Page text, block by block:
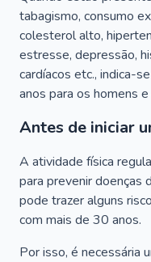
tabagismo, consumo
colesterol alto,
estresse, depressão,
cardíacos etc., indica-
anos para os homens
Antes de iniciar
A atividade física
para prevenir doenças
pode trazer alguns
com mais de 30 anos.
Por isso, é necessária